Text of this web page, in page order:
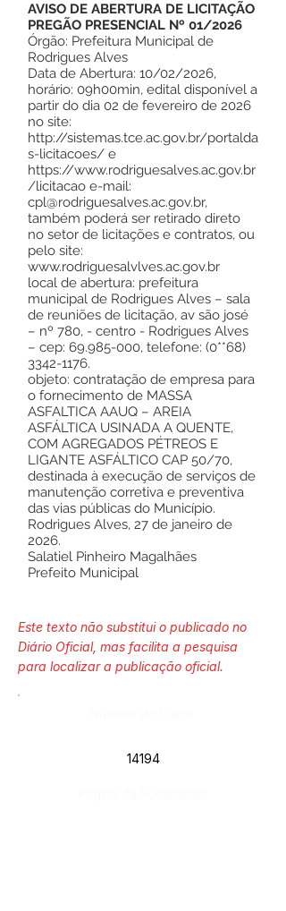
AVISO DE ABERTURA DE LICITAÇÃO
PREGÃO PRESENCIAL Nº 01/2026
Órgão: Prefeitura Municipal de
Rodrigues Alves
Data de Abertura: 10/02/2026,
horário: 09h00min, edital disponível a
partir do dia 02 de fevereiro de 2026
no site:
http://sistemas.tce.ac.gov.br/portalda
s-licitacoes/ e
https://www.rodriguesalves.ac.gov.br
/licitacao e-mail:
cpl@rodriguesalves.ac.gov.br,
também poderá ser retirado direto
no setor de licitações e contratos, ou
pelo site:
www.rodriguesalvlves.ac.gov.br
local de abertura: prefeitura
municipal de Rodrigues Alves – sala
de reuniões de licitação, av são josé
– nº 780, - centro - Rodrigues Alves
– cep: 69.985-000, telefone: (0**68)
3342-1176.
objeto: contratação de empresa para
o fornecimento de MASSA
ASFALTICA AAUQ – AREIA
ASFÁLTICA USINADA A QUENTE,
COM AGREGADOS PÉTREOS E
LIGANTE ASFÁLTICO CAP 50/70,
destinada à execução de serviços de
manutenção corretiva e preventiva
das vias públicas do Município.
Rodrigues Alves, 27 de janeiro de
2026.
Salatiel Pinheiro Magalhães
Prefeito Municipal
Este texto não substitui o publicado no
Diário Oficial, mas facilita a pesquisa
para localizar a publicação oficial.
14194